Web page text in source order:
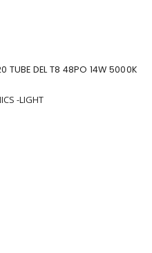
TUBE DEL T8 48PO 14W 5000K
-LIGHT